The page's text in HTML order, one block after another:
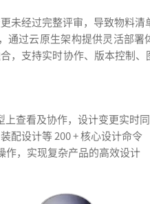
未经过完整评审，导致物料清
通过云原生架构提供灵活部
，支持实时协作、版本控制
上查看及协作，设计变更实时
配设计等 200 + 核心设计命令
作，实现复杂产品的高效设计